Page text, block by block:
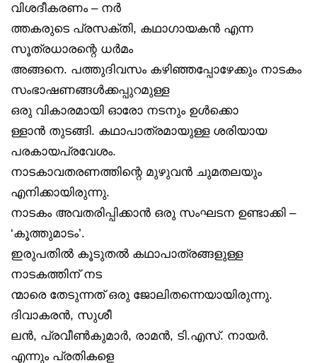
വിശദീകരണം – നർ
ത്തകരുടെ പ്രസക്തി, കഥാഗായകൻ എന്ന
സൂത്രധാരന്റെ ധർമം
അങ്ങനെ. പത്തുദിവസം കഴിഞ്ഞപ്പോഴേക്കും നാടകം
സംഭാഷണങ്ങൾക്കപ്പുറമുള്ള
ഒരു വികാരമായി ഓരോ നടനും ഉൾക്കൊ
ള്ളാൻ തുടങ്ങി. കഥാപാത്രമായുള്ള ശരിയായ
പരകായപ്രവേശം.
നാടകാവതരണത്തിന്റെ മുഴുവൻ ചുമതലയും
എനിക്കായിരുന്നു.
നാടകം അവതരിപ്പിക്കാൻ ഒരു സംഘടന ഉണ്ടാക്കി –
‘കൂത്തുമാടം’.
ഇരുപതിൽ കൂടുതൽ കഥാപാത്രങ്ങളുള്ള
നാടകത്തിന് നട
ന്മാരെ തേടുന്നത് ഒരു ജോലിതന്നെയായിരുന്നു.
ദിവാകരൻ, സുശീ
ലൻ, പ്രവീൺകുമാർ, രാമൻ, ടി.എസ്. നായർ.
എന്നും പ്രതികളെ